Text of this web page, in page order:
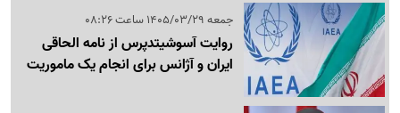
جمعه 1405/03/29 ساعت 08:26
روایت آسوشیتدپرس از نامه الحاقی
ایران و آژانس برای انجام یک ماموریت